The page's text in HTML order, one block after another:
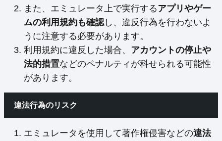
また、エミュレータ上で実行するアプリやゲー
ムの利用規約も確認し、違反行為を行わないよ
うに注意する必要があります。
利用規約に違反した場合、 アカウントの停止や
法的措置などのペナルティが科せられる可能性
があります。
違法行為のリスク
エミュレータを使用して著作権侵害などの違法